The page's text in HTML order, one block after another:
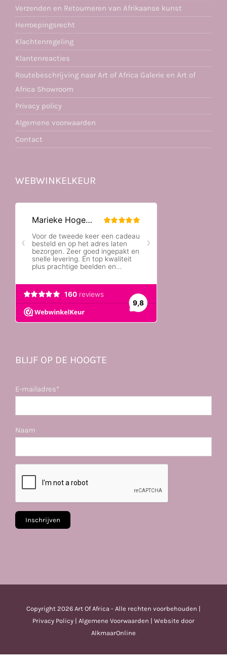
Verzenden en Retourneren van Afrikaanse kunst
Herroepingsrecht
Klachtenregeling
Klantenreacties
Routebeschrijving naar Art of Africa Galerie en Art of
Africa Showroom
Privacy policy
Algemene voorwaarden
Contact
WEBWINKELKEUR
BLIJF OP DE HOOGTE
E-mailadres*
Naam
Copyright 2026 Art Of Africa - Alle rechten voorbehouden |
Privacy Policy | Algemene Voorwaarden | Website door
AlkmaarOnline